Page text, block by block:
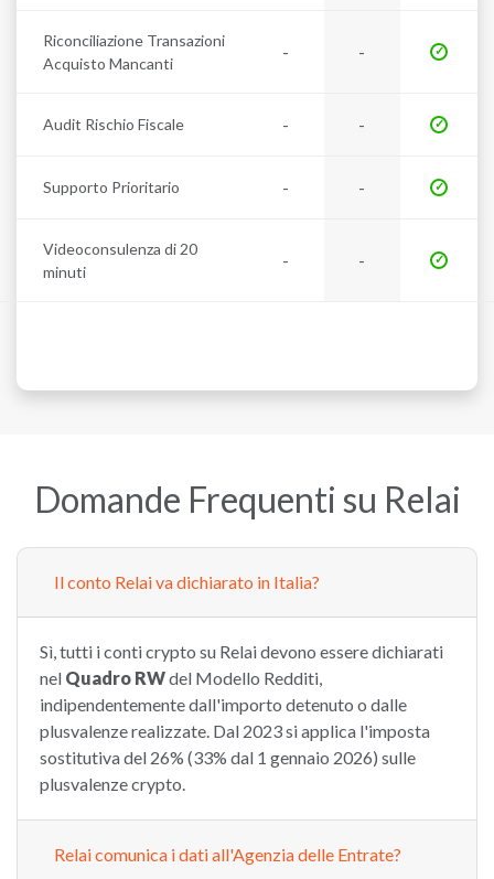
Riconciliazione Transazioni
Acquisto Mancanti
- -
Audit Rischio Fiscale - -
Supporto Prioritario - -
Videoconsulenza di 20
minuti
- -
Domande Frequenti su Relai
Il conto Relai va dichiarato in Italia?
Sì, tutti i conti crypto su Relai devono essere dichiarati
nel Quadro RWdel Modello Redditi,
indipendentemente dall'importo detenuto o dalle
plusvalenze realizzate. Dal 2023 si applica l'imposta
sostitutiva del 26% (33% dal 1 gennaio 2026) sulle
plusvalenze crypto.
Relai comunica i dati all'Agenzia delle Entrate?